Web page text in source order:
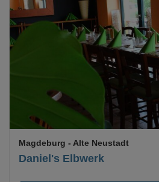
Loading...
Daniel's Elbwerk
Magdeburg - Alte Neustadt